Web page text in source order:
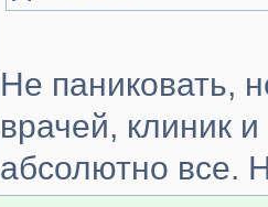
Не паниковать,
врачей, клиник
абсолютно все.